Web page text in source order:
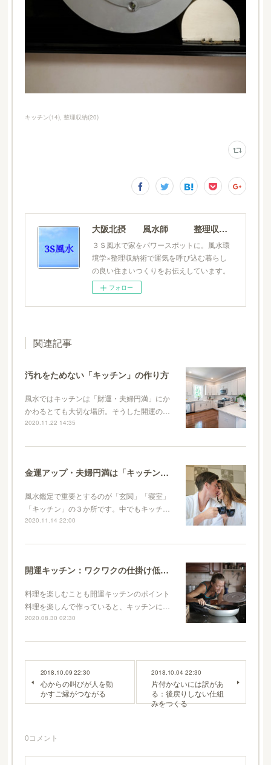
キッチン(14) 整理収納(20)
大阪北摂 風水師 整理収納士 松元広美
３Ｓ風水で家をパワースポットに。風水環
境学×整理収納術で運気を呼び込む暮らし
の良い住まいつくりをお伝えしています。
フォロー
関連記事
汚れをためない「キッチン」の作り方
風水ではキッチンは「財運・夫婦円満」にか
かわるとても大切な場所。そうした開運の…
2020.11.22 14:35
金運アップ・夫婦円満は「キッチン」の風水から
風水鑑定で重要とするのが「玄関」「寝室」
「キッチン」の３か所です。中でもキッチ…
2020.11.14 22:00
開運キッチン：ワクワクの仕掛け低温調理器を導入しました
料理を楽しむことも開運キッチンのポイント
料理を楽しんで作っていると、キッチンに…
2020.08.30 02:30
2018.10.09 22:30
心からの叫びが人を動
かすご縁がつながる
2018.10.04 22:30
片付かないには訳があ
る：後戻りしない仕組
みをつくる
0コメント